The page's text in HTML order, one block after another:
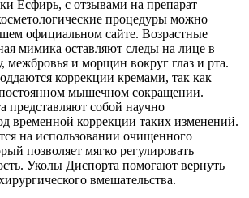
Есфирь, с отзывами на препарат
процедуры можно
официальном сайте. Возрастные
мимика оставляют следы на лице в
межбровья и морщин вокруг глаз и рта.
коррекции кремами, так как
мышечном сокращении.
представляют собой научно
временной коррекции таких изменений.
на использовании очищенного
позволяет мягко регулировать
Уколы Диспорта помогают вернуть
вмешательства.